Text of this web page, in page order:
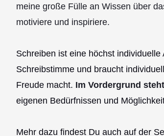
meine große Fülle an Wissen über
motiviere und inspiriere.
Schreiben ist eine höchst
Schreibstimme und braucht
Freude macht. Im Vordergrund
eigenen Bedürfnissen und
Mehr dazu findest Du auch auf der